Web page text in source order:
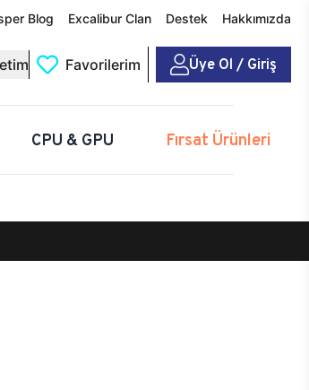
Blog Excalibur Clan Destek Hakkımızda
Favorilerim Üye Ol / Giriş
CPU & GPU Fırsat Ürünleri